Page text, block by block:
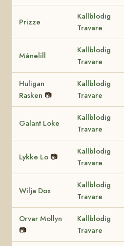
Prizze
Kallblodig
Travare
Månelill
Kallblodig
Travare
Huligan
Rasken 📷
Kallblodig
Travare
Galant Loke
Kallblodig
Travare
Lykke Lo 📷
Kallblodig
Travare
Wilja Dox
Kallblodig
Travare
Orvar Mollyn
📷
Kallblodig
Travare